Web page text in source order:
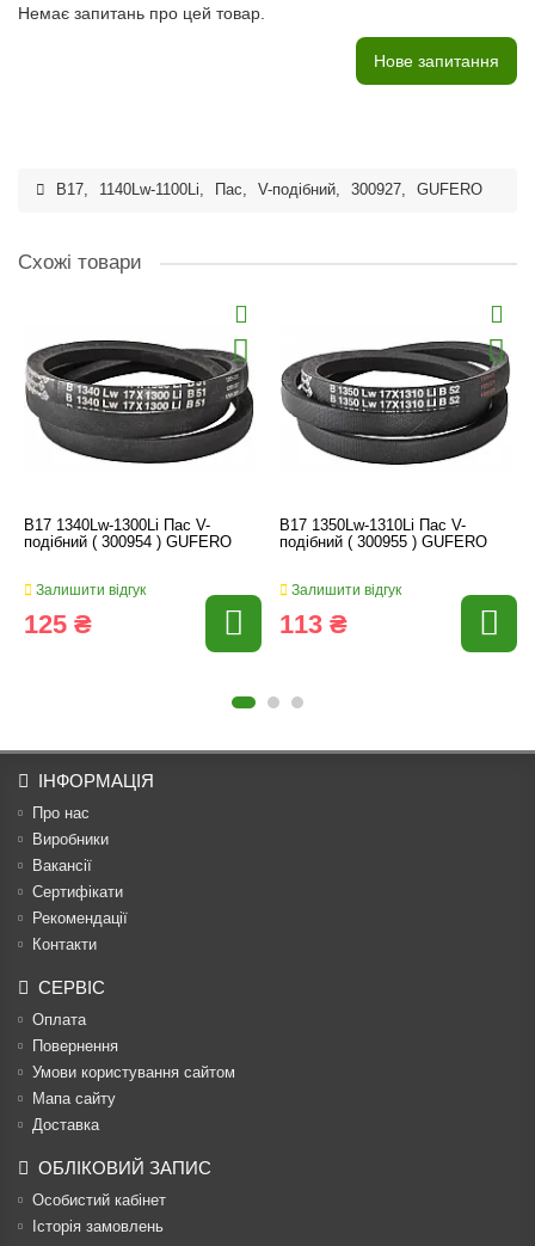
Немає запитань про цей товар.
Нове запитання
B17, 1140Lw-1100Li, Пас, V-подібний, 300927, GUFERO
Схожі товари
B17 1340Lw-1300Li Пас V-
подібний ( 300954 ) GUFERO
Залишити відгук
125 ₴
B17 1350Lw-1310Li Пас V-
подібний ( 300955 ) GUFERO
Залишити відгук
113 ₴
ІНФОРМАЦІЯ
Про нас
Виробники
Вакансії
Сертифікати
Рекомендації
Контакти
СЕРВІС
Оплата
Повернення
Умови користування сайтом
Мапа сайту
Доставка
ОБЛІКОВИЙ ЗАПИС
Особистий кабінет
Історія замовлень